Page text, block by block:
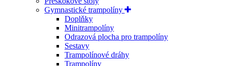
Gymnastické trampolíny
Doplňky
Minitrampolíny
Odrazová plocha pro trampolíny
Sestavy
Trampolínové dráhy
Trampolíny